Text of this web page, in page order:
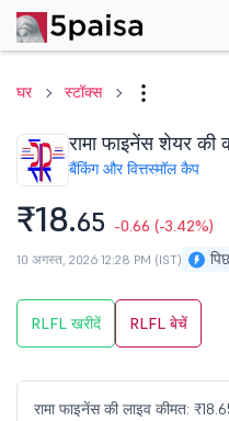
घर स्टॉक्स
रामा फाइनेंस शेयर की
बैंकिंग और वित्तस्मॉल कैप
₹18.65 -0.66 (-3.42%)
10 अगस्त, 2026 12:28 PM (IST)
RLFL खरीदें RLFL बेचें
रामा फाइनेंस की लाइव कीमत:
परफॉर्मेंसफाइनेंशियल्स